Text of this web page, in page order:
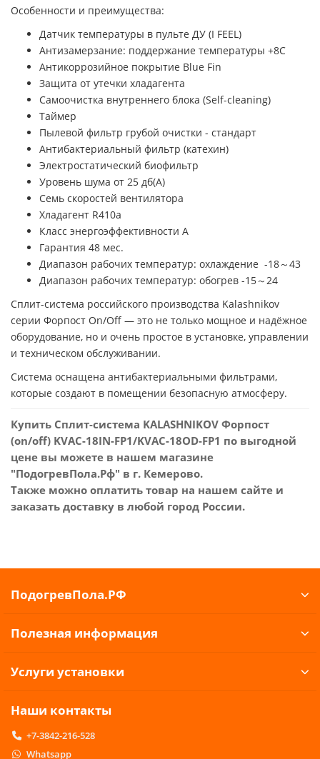
Особенности и преимущества:
Датчик температуры в пульте ДУ (I FEEL)
Антизамерзание: поддержание температуры +8С
Антикоррозийное покрытие Blue Fin
Защита от утечки хладагента
Самоочистка внутреннего блока (Self-cleaning)
Таймер
Пылевой фильтр грубой очистки - стандарт
Антибактериальный фильтр (катехин)
Электростатический биофильтр
Уровень шума от 25 дб(А)
Семь скоростей вентилятора
Хладагент R410a
Класс энергоэффективности A
Гарантия 48 мес.
Диапазон рабочих температур: охлаждение -18～43
Диапазон рабочих температур: обогрев -15～24
Сплит-система российского производства Kalashnikov
серии Форпост On/Off — это не только мощное и надёжное
оборудование, но и очень простое в установке, управлении
и техническом обслуживании.
Система оснащена антибактериальными фильтрами,
которые создают в помещении безопасную атмосферу.
Купить Сплит-система KALASHNIKOV Форпост
(on/off) KVAC-18IN-FP1/KVAC-18OD-FP1 по выгодной
цене вы можете в нашем магазине
"ПодогревПола.Рф" в г. Кемерово.
Также можно оплатить товар на нашем сайте и
заказать доставку в любой город России.
ПодогревПола.РФ
Полезная информация
Услуги установки
Наши контакты
+7-3842-216-528
Whatsapp